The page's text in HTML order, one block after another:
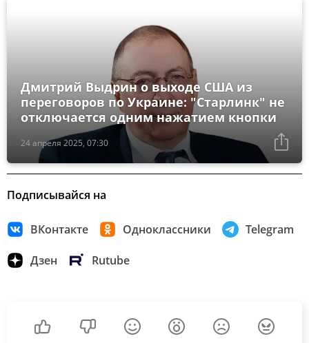
24 апреля 2025, 07:30
Дмитрий Выдрин о выходе США из
переговоров по Украине: "Старлинк" не
отключается одним нажатием кнопки
Подписывайся на
ВКонтакте Одноклассники Telegram
Дзен Rutube